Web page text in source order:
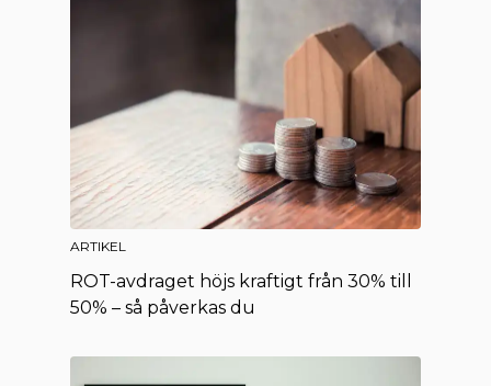
ARTIKEL
ROT-avdraget höjs kraftigt från 30% till
50% – så påverkas du